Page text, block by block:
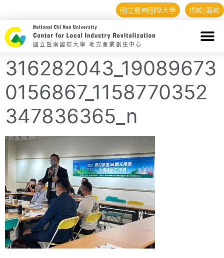
國立暨南國際大學 捐款/募款
316282043_19089673
0156867_1158770352
347836365_n